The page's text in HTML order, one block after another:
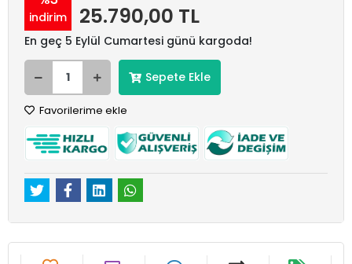
indirim 25.790,00 TL
En geç 5 Eylül Cumartesi günü kargoda!
Sepete Ekle
Favorilerime ekle